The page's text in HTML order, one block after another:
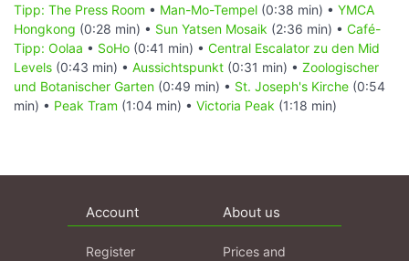
Tipp: The Press Room • Man-Mo-Tempel (0:38 min) • YMCA
Hongkong (0:28 min) • Sun Yatsen Mosaik (2:36 min) • Café-
Tipp: Oolaa • SoHo (0:41 min) • Central Escalator zu den Mid
Levels (0:43 min) • Aussichtspunkt (0:31 min) • Zoologischer
und Botanischer Garten (0:49 min) • St. Joseph's Kirche (0:54
min) • Peak Tram (1:04 min) • Victoria Peak (1:18 min)
Account
Register
About us
Prices and